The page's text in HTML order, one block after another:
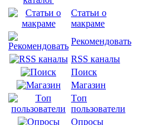
Статьи о
макраме
Рекомендовать
RSS каналы
Поиск
Магазин
Tоп
пользователи
Опросы